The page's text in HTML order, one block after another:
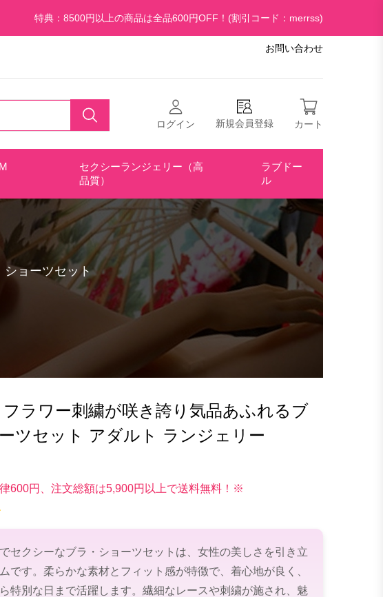
特典：8500円以上の商品は全品600円OFF！(割引コード：merrss)
お問い合わせ
ログイン 新規会員登録 カート
セクシーランジェリー（高
品質）
ラブドー
ル
ショーツセット
ラワー刺繍が咲き誇り気品あふれるブ
ツセット アダルト ランジェリー
600円、注文総額は5,900円以上で送料無料！※
セクシーなブラ・ショーツセットは、女性の美しさを引き立
です。柔らかな素材とフィット感が特徴で、着心地が良く、
特別な日まで活躍します。繊細なレースや刺繍が施され、魅